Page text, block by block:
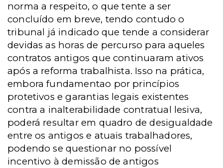
norma a respeito, o que tente a ser
concluído em breve, tendo contudo o
tribunal já indicado que tende a considerar
devidas as horas de percurso para aqueles
contratos antigos que continuaram ativos
após a reforma trabalhista. Isso na prática,
embora fundamentao por princípios
protetivos e garantias legais existentes
contra a inalterabilidade contratual lesiva,
poderá resultar em quadro de desigualdade
entre os antigos e atuais trabalhadores,
podendo se questionar no possível
incentivo à demissão de antigos